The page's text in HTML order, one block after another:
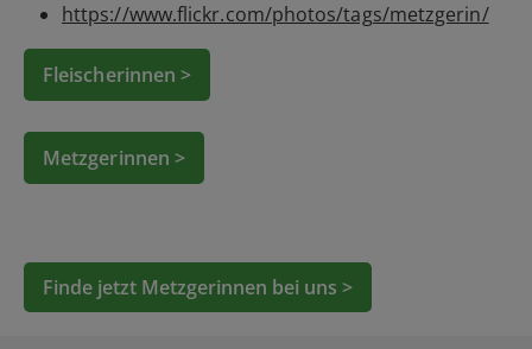
https://www.flickr.com/photos/tags/metzgerin/
Fleischerinnen >
Metzgerinnen >
Finde jetzt Metzgerinnen bei uns >